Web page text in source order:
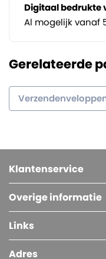
Digitaal bedrukte
Al mogelijk vanaf
Gerelateerde
Klantenservice
Overige informatie
Links
Adres